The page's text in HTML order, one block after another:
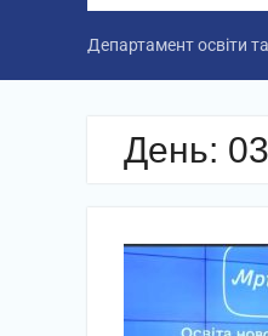
Департамент освіти
День: